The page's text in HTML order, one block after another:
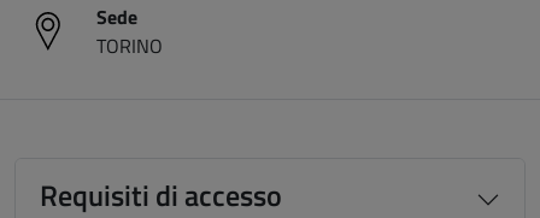
Sede
TORINO
Requisiti di accesso